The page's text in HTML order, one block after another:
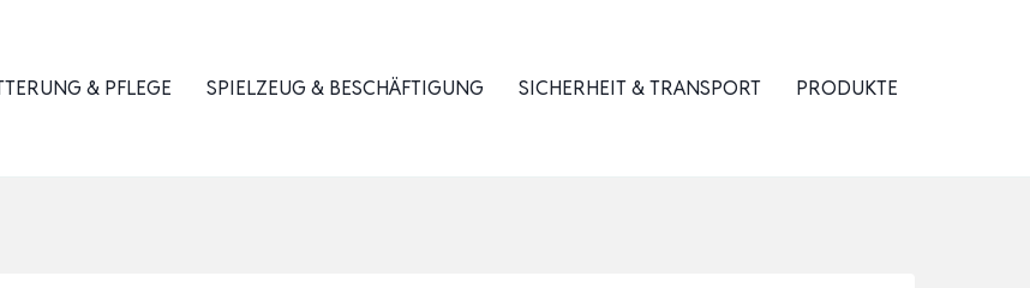
& PFLEGE SPIELZEUG & BESCHÄFTIGUNG SICHERHEIT & TRANSPORT PRODUKTE